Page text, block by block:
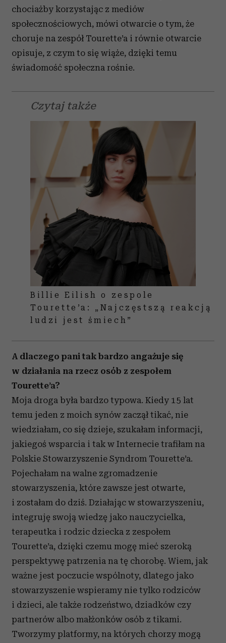
chociażby korzystając z mediów
społecznościowych, mówi otwarcie o tym, że
choruje na zespół Tourette’a i równie otwarcie
opisuje, z czym to się wiąże, dzięki temu
świadomość społeczna rośnie.
Czytaj także
Billie Eilish o zespole
Tourette’a: „Najczęstszą reakcją
ludzi jest śmiech”
A dlaczego pani tak bardzo angażuje się
w działania na rzecz osób z zespołem
Tourette’a?
Moja droga była bardzo typowa. Kiedy 15 lat
temu jeden z moich synów zaczął tikać, nie
wiedziałam, co się dzieje, szukałam informacji,
jakiegoś wsparcia i tak w Internecie trafiłam na
Polskie Stowarzyszenie Syndrom Tourette’a.
Pojechałam na walne zgromadzenie
stowarzyszenia, które zawsze jest otwarte,
i zostałam do dziś. Działając w stowarzyszeniu,
integruję swoją wiedzę jako nauczycielka,
terapeutka i rodzic dziecka z zespołem
Tourette’a, dzięki czemu mogę mieć szeroką
perspektywę patrzenia na tę chorobę. Wiem, jak
ważne jest poczucie wspólnoty, dlatego jako
stowarzyszenie wspieramy nie tylko rodziców
i dzieci, ale także rodzeństwo, dziadków czy
partnerów albo małżonków osób z tikami.
Tworzymy platformy, na których chorzy mogą